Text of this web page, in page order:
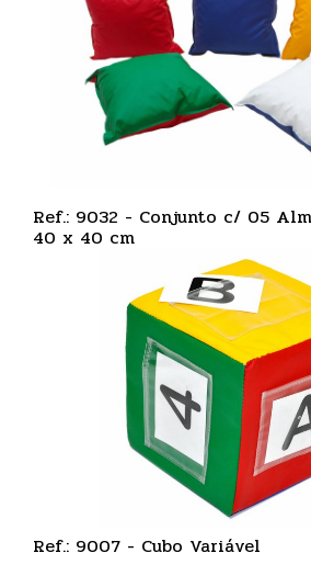
Ref.: 9032 - Conjunto c/ 05
40 x 40 cm
Ref.: 9007 - Cubo Variável